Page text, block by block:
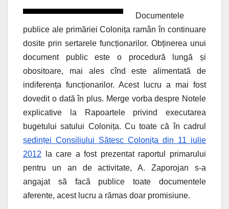
Documentele
publice ale primăriei Colonița ramân în continuare
dosite prin sertarele funcționarilor. Obținerea unui
document public este o procedură lungă și
obositoare, mai ales cînd este alimentată de
indiferența funcționarilor. Acest lucru a mai fost
dovedit o dată în plus. Merge vorba despre Notele
explicative la Rapoartele privind executarea
bugetului satului Colonița. Cu toate că în cadrul
ședinței Consiliului Sătesc Colonița din 11 iulie
2012 la care a fost prezentat raportul primarului
pentru un an de activitate, A. Zaporojan s-a
angajat să facă publice toate documentele
aferente, acest lucru a rămas doar promisiune.